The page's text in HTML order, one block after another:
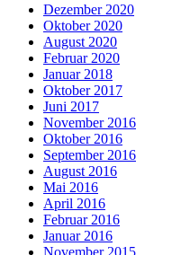
Dezember 2020
Oktober 2020
August 2020
Februar 2020
Januar 2018
Oktober 2017
Juni 2017
November 2016
Oktober 2016
September 2016
August 2016
Mai 2016
April 2016
Februar 2016
Januar 2016
November 2015